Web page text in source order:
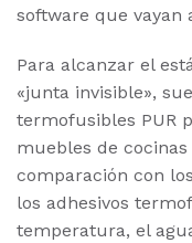
software que vayan
Para alcanzar el
«junta invisible»,
termofusibles PUR
muebles de
comparación con
los adhesivos
temperatura, el